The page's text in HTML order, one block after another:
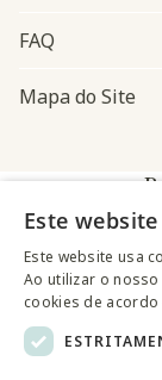
FAQ
Mapa do Site
Este
Este website usa
Ao utilizar o
cookies de acordo